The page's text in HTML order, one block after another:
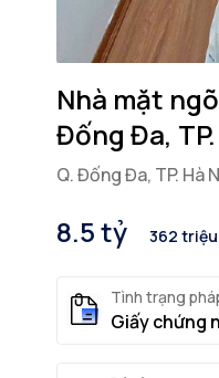
Nhà mặt
Đống Đa,
Q. Đống Đa, TP. Hà
8.5 tỷ 362
Tình trạng
Giấy chứng